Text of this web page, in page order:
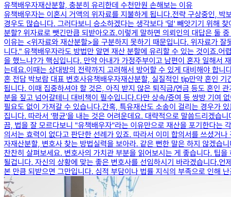
유책배우자재산분할, 충분히 유리한데 수천만원 손해보는 이유
유책배우자는 이혼시 거액의 위자료를 지불하게 됩니다.전략 구상중인,
경우도 많습니다. ​그러다보니 승소하겠다는 생각보다 '덜' 빼앗기기 위해
분할? 위자료로 뺏긴만큼 되받아오죠.이렇게 말하면 의뢰인의 대답은 둘
이유는 <위자료와 재산분할>을 구분하지 못하기 때문입니다. ​위자료가
니다." 유책배우자라도 방법만 알면 재산 분할에 유리할 수 있는 것이죠.
을 했느냐?가 핵심입니다. ​만약 아내가 가정주부이고 남편이 혼자 일해서
는데요.이때는 상대방의 전략까지 고려해서 방어할 수 있게 대비해야 합
혼 전담 박보람 대표 변호사​유책배우자재산분할, 실질적인 tip만약 혼인
됩니다. ​이때 집중하셔야 할 것은, 아직 받지 않은 퇴직금/연금 등도 혼인
분을 짚고 넘어갈테니 대비책이 필수입니다.다만 상속/증여 등 쌍방 기여
필요도 없이 가져갈 수 있습니다.간혹, 특유재산도 소송이 걸리는 경우가
집니다. 따라서 '평균'을 내는 것은 어려운데요. 대략적으로 말씀드리겠습
끔, 법을 잘 모르다보니 "유책배우자"라는 이유만으로 재산을 포기한다는
의서는 효력이 없다고 판단한 선례가 있죠. ​따라서 이미 합의서를 쓰셨거
자재산분할, 변호사 찾는 방법실력을 보아라. 같은 뻔한 말은 하지 않겠습
찬찬히 살펴보세요. ​변호사의 가치관 부분을 읽어보시는 게 좋습니다. ​팁
될겁니다. ​자신의 상황에 맞는 좋은 변호사를 선임하시기 바라겠습니다.
본 만큼 되받으면 그만입니다. ​심적 부담이나 법률 지식의 부족으로 인해